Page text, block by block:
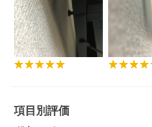
項目別評価